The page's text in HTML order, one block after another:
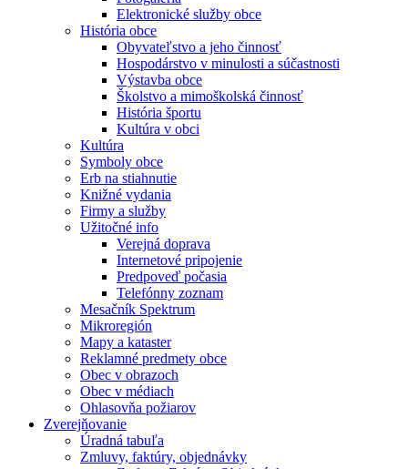
Elektronické služby obce
História obce
Obyvateľstvo a jeho činnosť
Hospodárstvo v minulosti a súčastnosti
Výstavba obce
Školstvo a mimoškolská činnosť
História športu
Kultúra v obci
Kultúra
Symboly obce
Erb na stiahnutie
Knižné vydania
Firmy a služby
Užitočné info
Verejná doprava
Internetové pripojenie
Predpoveď počasia
Telefónny zoznam
Mesačník Spektrum
Mikroregión
Mapy a kataster
Reklamné predmety obce
Obec v obrazoch
Obec v médiach
Ohlasovňa požiarov
Zverejňovanie
Úradná tabuľa
Zmluvy, faktúry, objednávky